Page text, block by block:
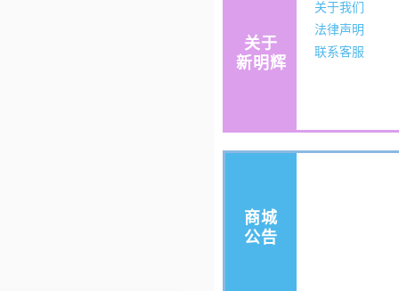
关于
新明辉
关于我们
法律声明
联系客服
商城
公告